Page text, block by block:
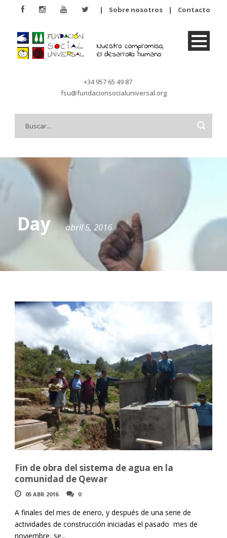
| Sobre nosotros | Contacto
+34 957 65 49 87
fsu@fundacionsocialuniversal.org
Day abril 5, 2016
Fin de obra del sistema de agua en la
comunidad de Qewar
05 ABR 2016 0
A finales del mes de enero, y después de una serie de
actividades de construcción iniciadas el pasado mes de
noviembre, se...